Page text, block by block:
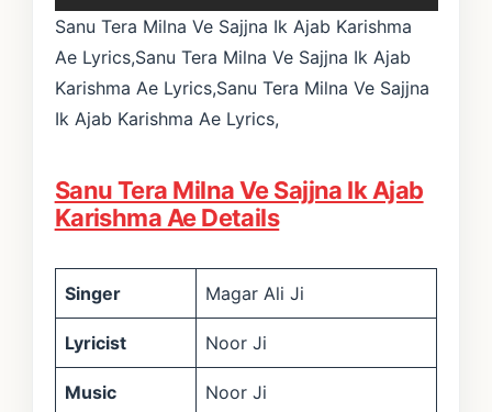
Sanu Tera Milna Ve Sajjna Ik Ajab Karishma
Ae Lyrics,Sanu Tera Milna Ve Sajjna Ik Ajab
Karishma Ae Lyrics,Sanu Tera Milna Ve Sajjna
Ik Ajab Karishma Ae Lyrics,
Sanu Tera Milna Ve Sajjna Ik Ajab
Karishma Ae Details
Singer Magar Ali Ji
Lyricist Noor Ji
Music Noor Ji